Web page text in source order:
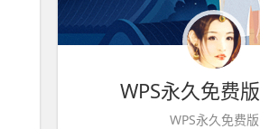
WPS永久免费版
WPS永久免费版